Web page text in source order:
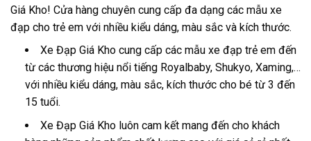
Giá Kho! Cửa hàng chuyên cung cấp đa dạng các mẫu xe
đạp cho trẻ em với nhiều kiểu dáng, màu sắc và kích thước.
Xe Đạp Giá Kho cung cấp các mẫu xe đạp trẻ em đến
từ các thương hiệu nổi tiếng Royalbaby, Shukyo, Xaming,…
với nhiều kiểu dáng, màu sắc, kích thước cho bé từ 3 đến
15 tuổi.
Xe Đạp Giá Kho luôn cam kết mang đến cho khách